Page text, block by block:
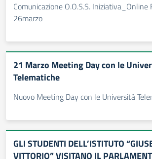
Comunicazione O.O.S.S. Iniziativa_Online
26marzo
21 Marzo Meeting Day con le
Telematiche
Nuovo Meeting Day con le Università
GLI STUDENTI DELL’ISTITUTO
VITTORIO” VISITANO IL